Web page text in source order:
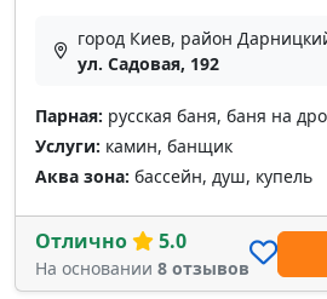
город Киев, район
ул. Садовая, 192
Парная: русская баня, баня на
Услуги: камин, банщик
Аква зона: бассейн, душ, купель
Отлично 5.0
На основании 8 отзывов